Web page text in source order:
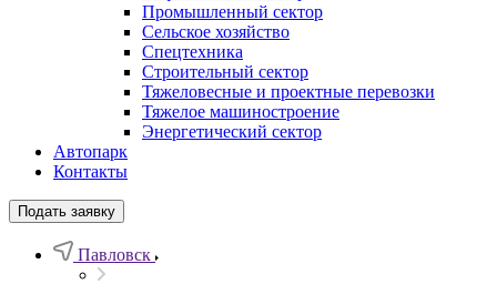
Промышленный сектор
Сельское хозяйство
Спецтехника
Строительный сектор
Тяжеловесные и проектные перевозки
Тяжелое машиностроение
Энергетический сектор
Автопарк
Контакты
Подать заявку
Павловск